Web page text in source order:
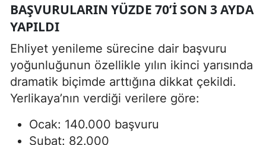
BAŞVURULARIN YÜZDE 70’I SON 3 AYDA
YAPILDI
Ehliyet yenileme sürecine dair başvuru
yoğunluğunun özellikle yılın ikinci yarısında
dramatik biçimde arttığına dikkat çekildi.
Yerlikaya’nın verdiği verilere göre:
Ocak: 140.000 başvuru
Şubat: 82.000